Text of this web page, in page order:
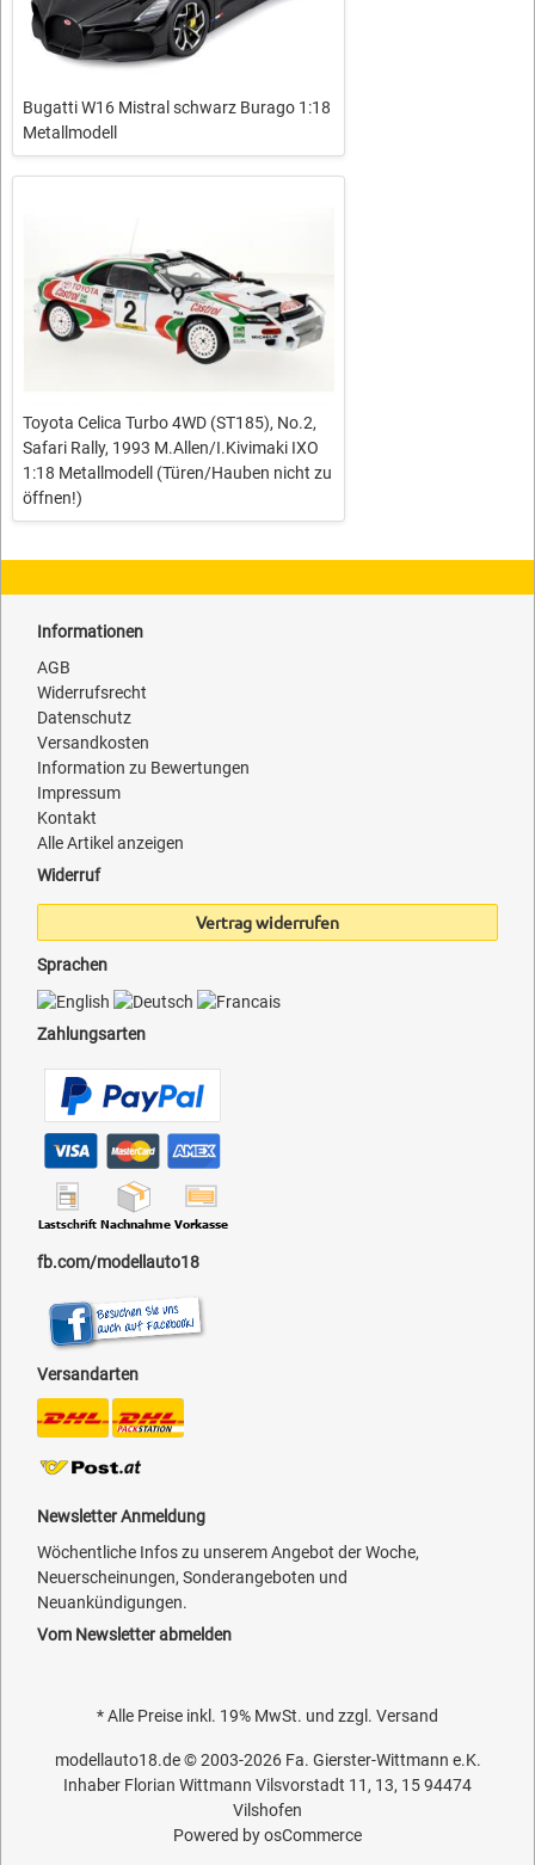
Bugatti W16 Mistral schwarz Burago 1:18
Metallmodell
Toyota Celica Turbo 4WD (ST185), No.2,
Safari Rally, 1993 M.Allen/I.Kivimaki IXO
1:18 Metallmodell (Türen/Hauben nicht zu
öffnen!)
Informationen
AGB
Widerrufsrecht
Datenschutz
Versandkosten
Information zu Bewertungen
Impressum
Kontakt
Alle Artikel anzeigen
Widerruf
Vertrag widerrufen
Sprachen
Zahlungsarten
fb.com/modellauto18
Versandarten
Newsletter Anmeldung
Wöchentliche Infos zu unserem Angebot der Woche,
Neuerscheinungen, Sonderangeboten und
Neuankündigungen.
Vom Newsletter abmelden
* Alle Preise inkl. 19% MwSt. und zzgl. Versand
modellauto18.de© 2003-2026 Fa. Gierster-Wittmann e.K.
Inhaber Florian Wittmann Vilsvorstadt 11, 13, 15 94474
Vilshofen
Powered byosCommerce